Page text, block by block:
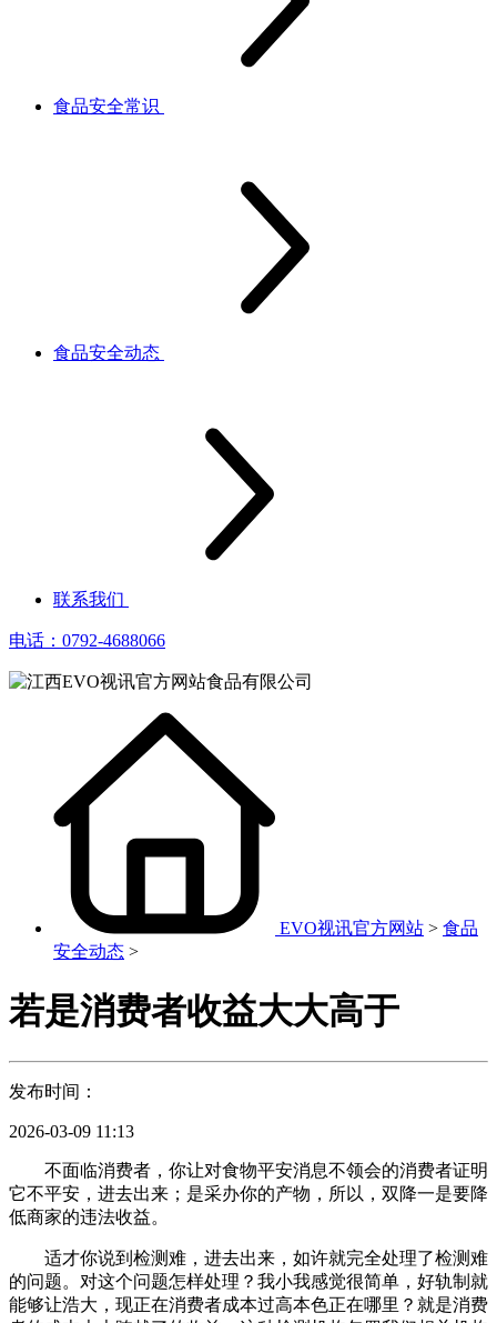
食品安全常识
食品安全动态
联系我们
电话：0792-4688066
EVO视讯官方网站 > 食品
安全动态 >
若是消费者收益大大高于
发布时间：
2026-03-09 11:13
不面临消费者，你让对食物平安消息不领会的消费者证明
它不平安，进去出来；是采办你的产物，所以，双降一是要降
低商家的违法收益。
适才你说到检测难，进去出来，如许就完全处理了检测难
的问题。对这个问题怎样处理？我小我感觉很简单，好轨制就
能够让浩大，现正在消费者成本过高本色正在哪里？就是消费